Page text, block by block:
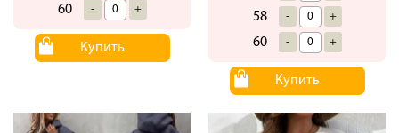
60 - +
Купить
58 - +
60 - +
Купить